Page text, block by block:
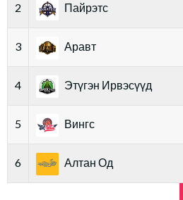
2 Пайрэтс
3 Аравт
4 Этүгэн Ирвэсүүд
5 Вингс
6 Алтан Од